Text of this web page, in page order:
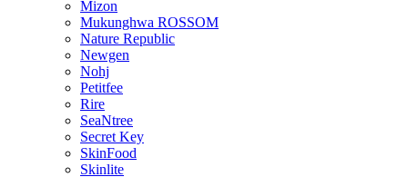
Mizon
Mukunghwa ROSSOM
Nature Republic
Newgen
Nohj
Petitfee
Rire
SeaNtree
Secret Key
SkinFood
Skinlite